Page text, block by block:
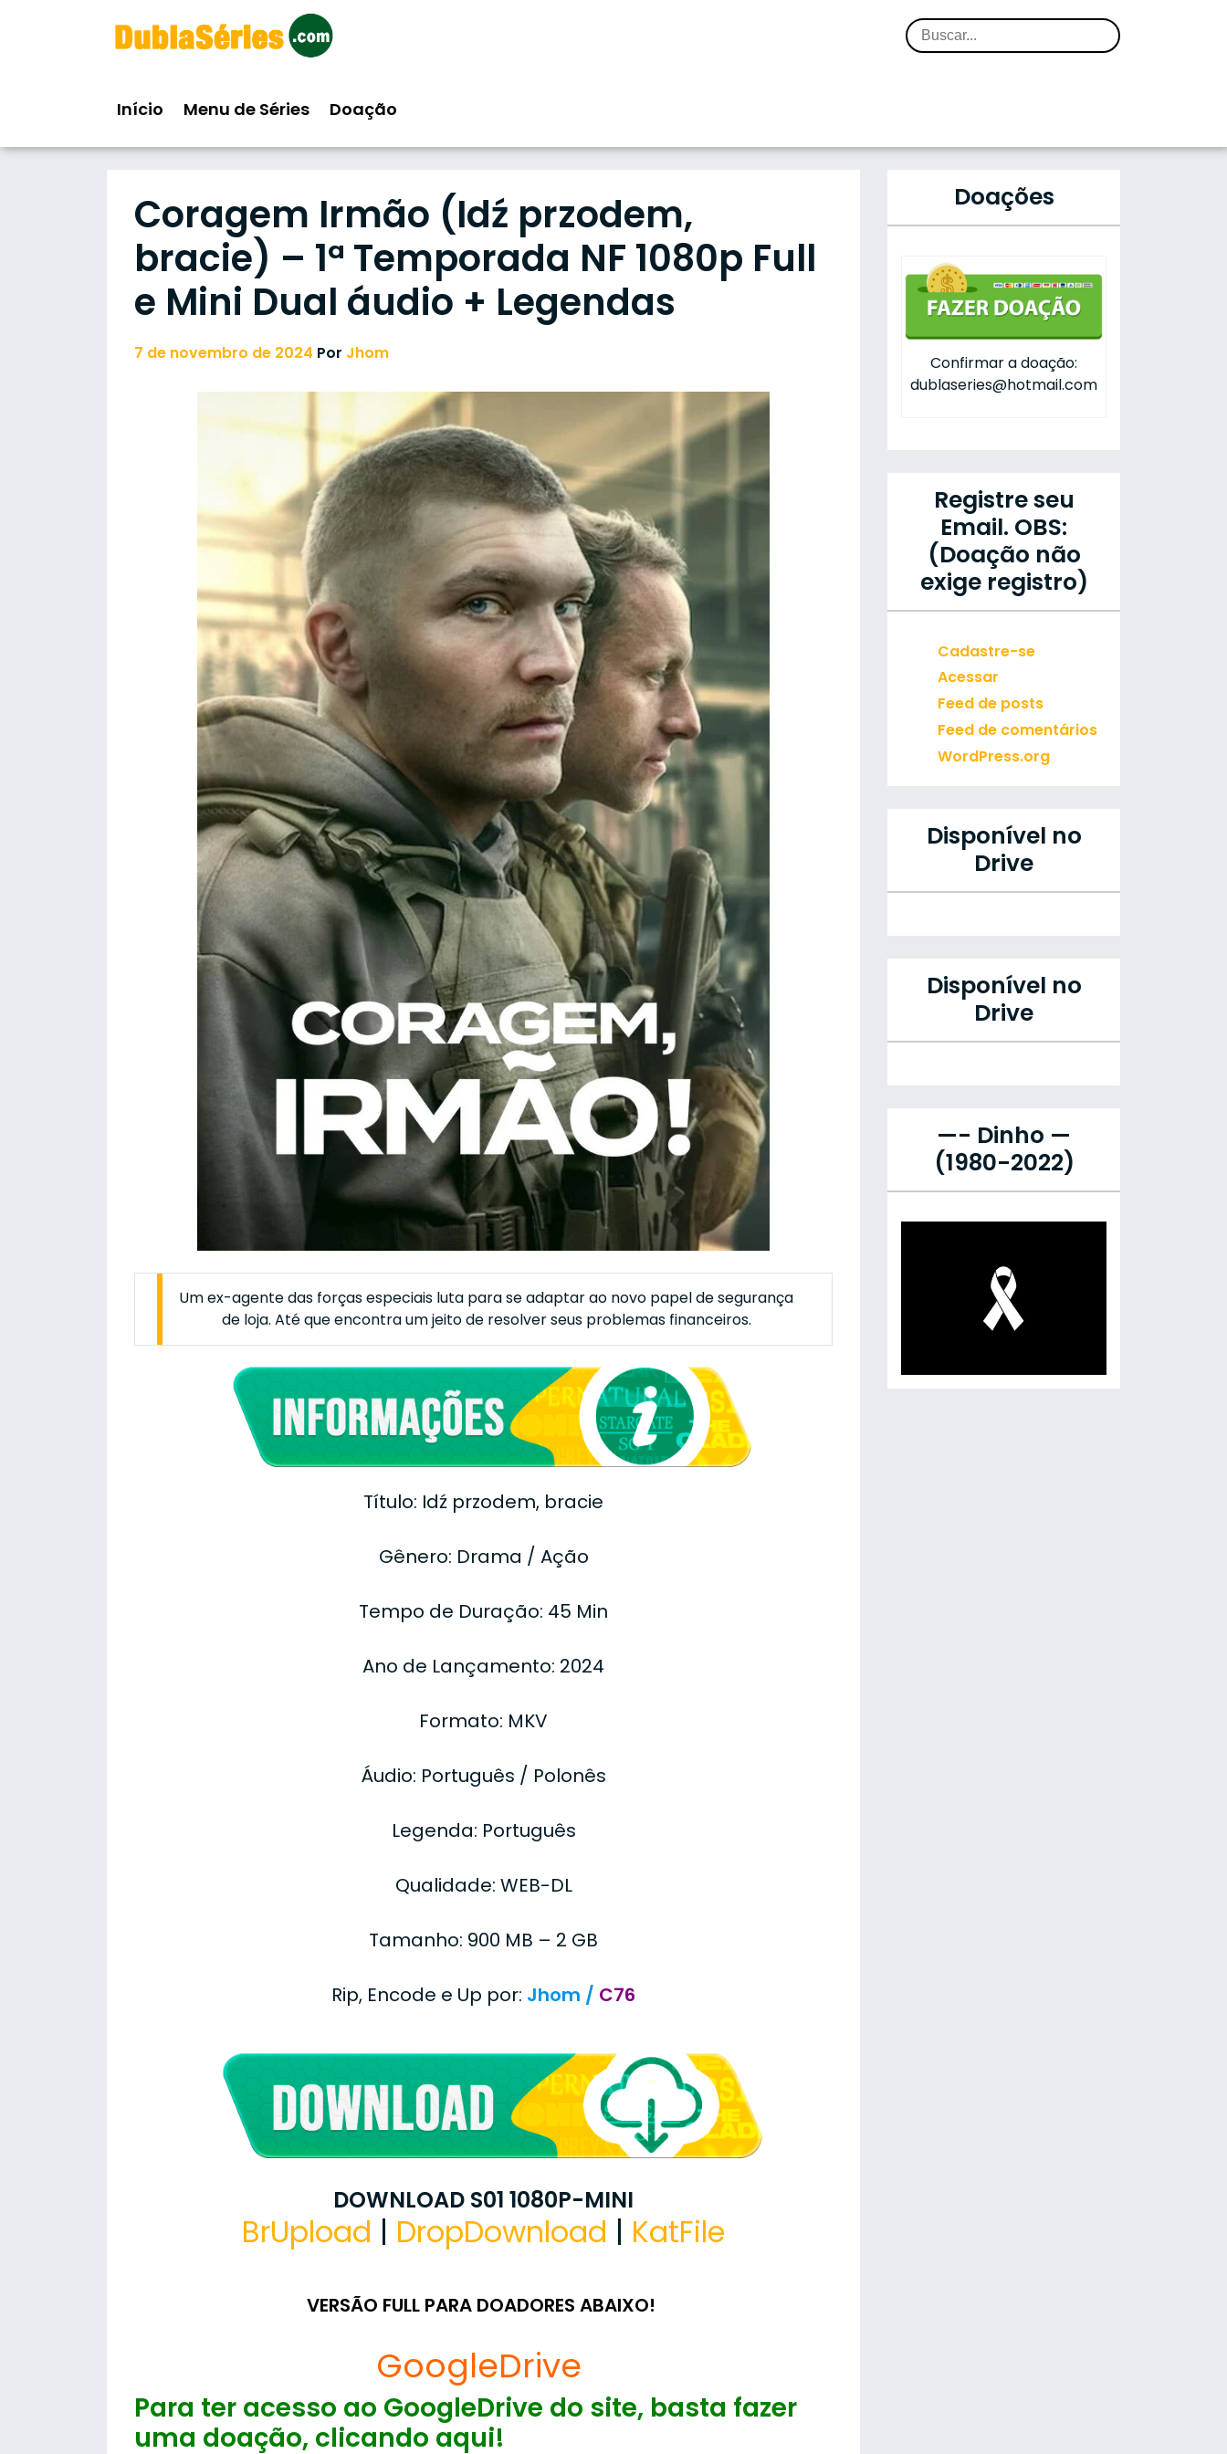
Início Menu de Séries Doação
Coragem Irmão (Idź przodem,
bracie) – 1ª Temporada NF 1080p Full
e Mini Dual áudio + Legendas
7 de novembro de 2024 Por Jhom
Um ex-agente das forças especiais luta para se adaptar ao novo papel de segurança
de loja. Até que encontra um jeito de resolver seus problemas financeiros.
Título: Idź przodem, bracie
Gênero: Drama / Ação
Tempo de Duração: 45 Min
Ano de Lançamento: 2024
Formato: MKV
Áudio: Português / Polonês
Legenda: Português
Qualidade: WEB-DL
Tamanho: 900 MB – 2 GB
Rip, Encode e Up por: Jhom / C76
DOWNLOAD S01 1080P-MINI
BrUpload | DropDownload | KatFile
VERSÃO FULL PARA DOADORES ABAIXO!
GoogleDrive
Para ter acesso ao GoogleDrive do site, basta fazer
uma doação, clicando aqui!
Doações
Confirmar a doação:
dublaseries@hotmail.com
Registre seu
Email. OBS:
(Doação não
exige registro)
Cadastre-se
Acessar
Feed de posts
Feed de comentários
WordPress.org
Disponível no
Drive
Disponível no
Drive
—- Dinho —
(1980-2022)